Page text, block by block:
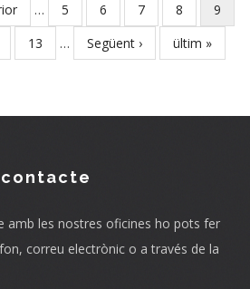
… Page
5 Page
6 Page
7 Page
8
page
9
Page
13 …
Next
Següent ›
Last
ültim »
amb les nostres oficines ho pots fer
correu electrònic o a través de la